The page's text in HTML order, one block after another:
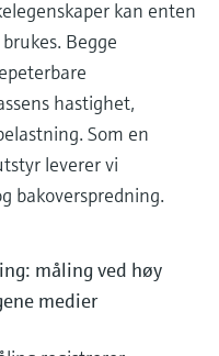
kan enten
Begge
hastighet,
Som en
leverer vi
bakoverspredning.
måling ved høy
medier